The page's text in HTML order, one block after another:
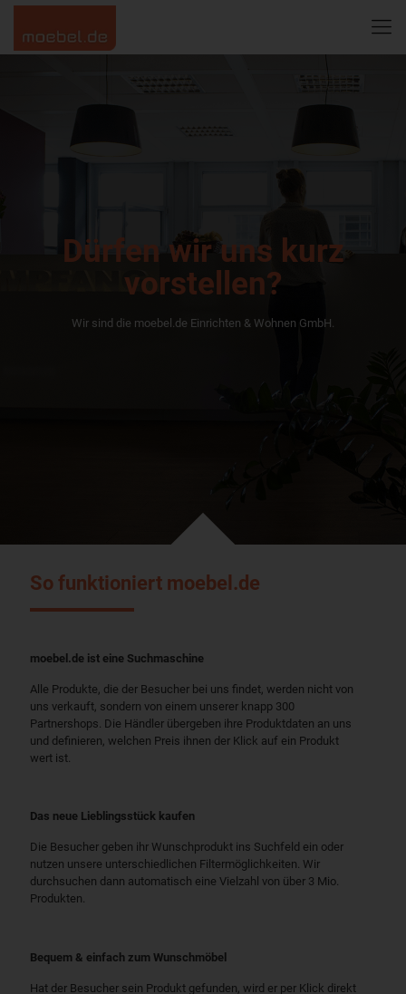
Dürfen wir uns kurz
vorstellen?
Wir sind die moebel.de Einrichten & Wohnen GmbH.
So funktioniert moebel.de
moebel.de ist eine Suchmaschine
Alle Produkte, die der Besucher bei uns findet, werden nicht von
uns verkauft, sondern von einem unserer knapp 300
Partnershops. Die Händler übergeben ihre Produktdaten an uns
und definieren, welchen Preis ihnen der Klick auf ein Produkt
wert ist.
Das neue Lieblingsstück kaufen
Die Besucher geben ihr Wunschprodukt ins Suchfeld ein oder
nutzen unsere unterschiedlichen Filtermöglichkeiten. Wir
durchsuchen dann automatisch eine Vielzahl von über 3 Mio.
Produkten.
Bequem & einfach zum Wunschmöbel
Hat der Besucher sein Produkt gefunden, wird er per Klick direkt